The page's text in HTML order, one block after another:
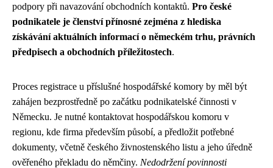
podpory při navazování obchodních kontaktů. Pro české
podnikatele je členství přínosné zejména z hlediska
získávání aktuálních informací o německém trhu, právních
předpisech a obchodních příležitostech.
Proces registrace u příslušné hospodářské komory by měl být
zahájen bezprostředně po začátku podnikatelské činnosti v
Německu. Je nutné kontaktovat hospodářskou komoru v
regionu, kde firma především působí, a předložit potřebné
dokumenty, včetně českého živnostenského listu a jeho úředně
ověřeného překladu do němčiny. Nedodržení povinnosti